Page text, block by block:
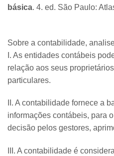
básica. 4. ed. São Paulo:
Sobre a contabilidade,
I. As entidades contábeis
relação aos seus
particulares.
II. A contabilidade fornece a
informações contábeis, para
decisão pelos gestores,
III. A contabilidade é